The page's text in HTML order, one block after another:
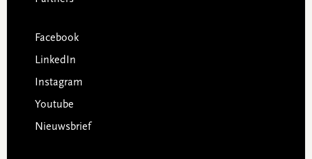
Facebook
LinkedIn
Instagram
Youtube
Nieuwsbrief